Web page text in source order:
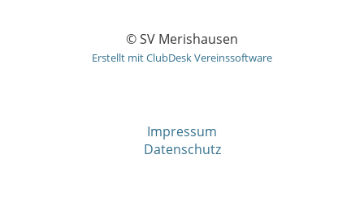
© SV Merishausen
Erstellt mit ClubDesk Vereinssoftware
Impressum
Datenschutz